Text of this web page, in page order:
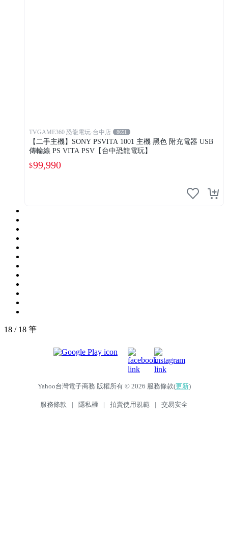
TVGAME360 恐龍電玩-台中店 8651
【二手主機】SONY PSVITA 1001 主機 黑色 附充電器 USB
傳輸線 PS VITA PSV【台中恐龍電玩】
$99,990
18 / 18 筆
Yahoo台灣電子商務 版權所有 © 2026 服務條款(更新)
服務條款 | 隱私權 | 拍賣使用規範 | 交易安全